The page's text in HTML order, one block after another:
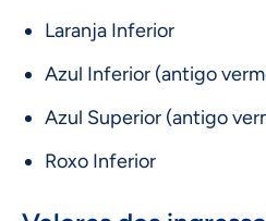
Laranja Inferior
Azul Inferior (antigo
Azul Superior (antigo
Roxo Inferior